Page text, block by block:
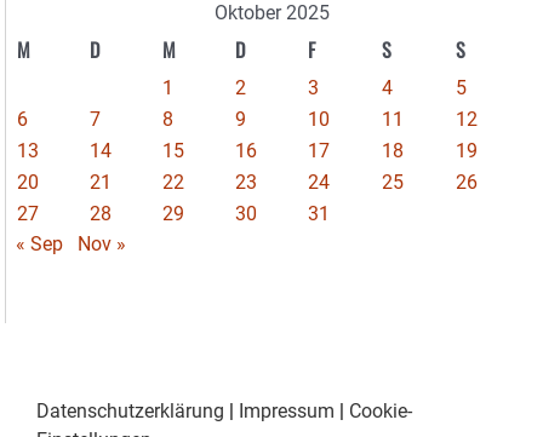
Oktober 2025
M D M D F S S
1 2 3 4
5
6
7 8 9 10 11
12
13
14 15 16 17 18
19
20
21 22 23 24 25
26
27
28 29 30
31
« Sep
Nov »
Datenschutzerklärung Impressum
Cookie-